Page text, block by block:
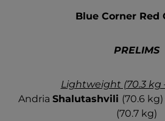
Blue Corner Red
PRELIMS
Lightweight (70.3 kg
Andria Shalutashvili (70.6
(70.7 kg)